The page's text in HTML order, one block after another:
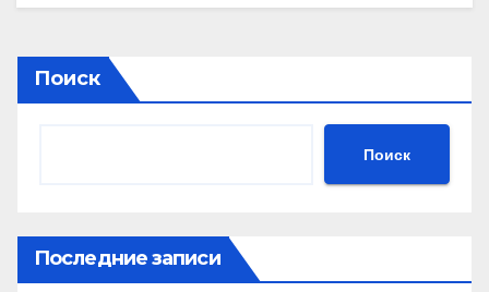
Поиск
Поиск
Последние записи